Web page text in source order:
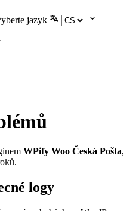
jazyk
WPify Woo Česká Pošta,
logy